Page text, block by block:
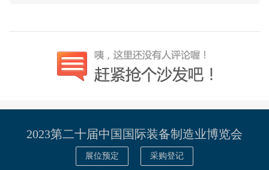
2023第二十届中国国际装备制造业博览会
展位预定 采购登记